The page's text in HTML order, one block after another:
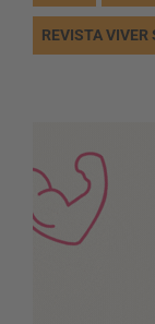
REVISTA VIVER